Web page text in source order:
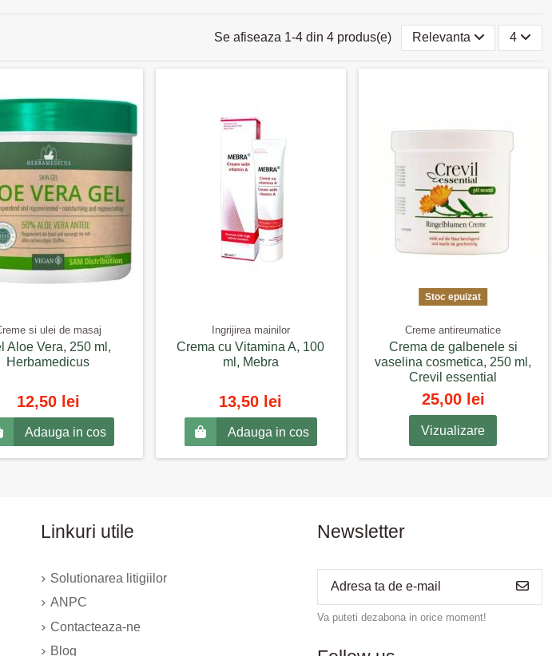
Se afiseaza 1-4 din 4 produs(e) Relevanta 4
si ulei de masaj
Aloe Vera, 250 ml,
Herbamedicus
12,50 lei
Adauga in cos
Ingrijirea mainilor
Crema cu Vitamina A, 100
ml, Mebra
13,50 lei
Adauga in cos
Stoc epuizat
Creme antireumatice
Crema de galbenele si
vaselina cosmetica, 250 ml,
Crevil essential
25,00 lei
Vizualizare
Linkuri utile
Solutionarea litigiilor
ANPC
Contacteaza-ne
Blog
Newsletter
Va puteti dezabona in orice moment!